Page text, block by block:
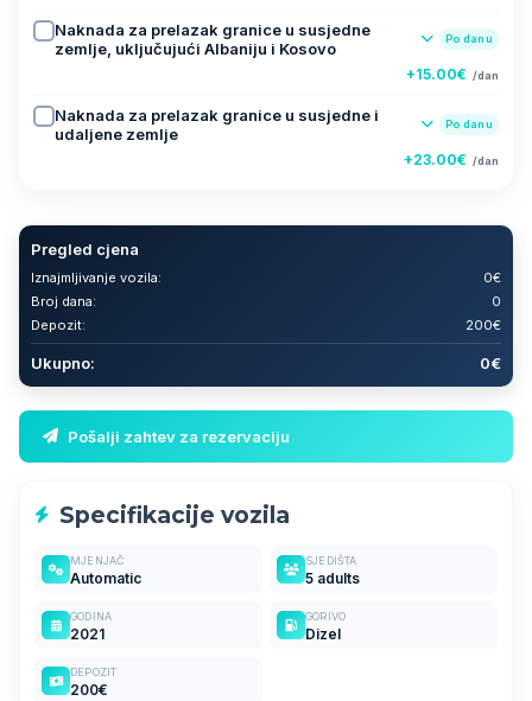
Naknada za prelazak granice u susjedne
zemlje, uključujući Albaniju i Kosovo
Po danu
+15.00€ /dan
Naknada za prelazak granice u susjedne i
udaljene zemlje
Po danu
+23.00€ /dan
Pregled cjena
Iznajmljivanje vozila:
0€
Broj dana:
0
Depozit:
200€
Ukupno: 0€
Pošalji zahtev za rezervaciju
Specifikacije vozila
MJENJAČ
Automatic
SJEDIŠTA
5 adults
GODINA
2021
GORIVO
Dizel
DEPOZIT
200€